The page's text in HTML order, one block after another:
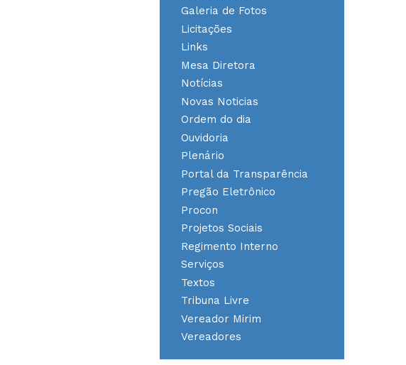
Galeria de Fotos
Licitações
Links
Mesa Diretora
Notícias
Novas Noticias
Ordem do dia
Ouvidoria
Plenário
Portal da Transparência
Pregão Eletrônico
Procon
Projetos Sociais
Regimento Interno
Serviços
Textos
Tribuna Livre
Vereador Mirim
Vereadores